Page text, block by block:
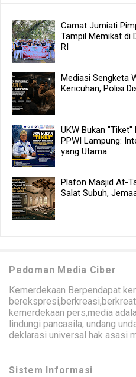
Camat Jumiati
Tampil Memikat di
RI
Mediasi Sengketa
Kericuhan, Polisi
UKW Bukan "Tiket"
PPWI Lampung:
yang Utama
Plafon Masjid At-
Salat Subuh,
Pedoman Media Ciber
Kemerdekaan Berpendapat
kemerdekaan pers,media
lindungi pancasila, undang
deklarasi universal hak asasi
Sistem Informasi